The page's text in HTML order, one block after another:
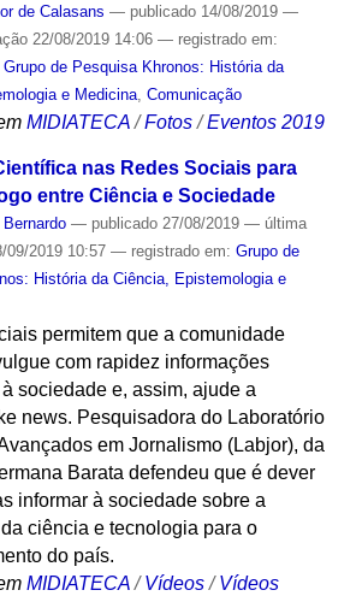
de Calasans — publicado14/08/2019 —
22/08/2019 14:06 — registrado em:
Grupo de Pesquisa Khronos: História da
e Medicina, Comunicação
MIDIATECA /Fotos /Eventos 2019
nas Redes Sociais para
entre Ciência e Sociedade
— publicado27/08/2019 — última
09/2019 10:57 — registrado em: Grupo de
História da Ciência, Epistemologia e
permitem que a comunidade
com rapidez informações
sociedade e, assim, ajude a
news. Pesquisadora do Laboratório
em Jornalismo (Labjor), da
Barata defendeu que é dever
informar à sociedade sobre a
ciência e tecnologia para o
do país.
MIDIATECA / Vídeos / Vídeos